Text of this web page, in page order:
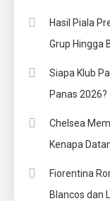
Hasil Piala
Grup Hingga
Siapa Klub
Panas 2026?
Chelsea
Kenapa
Fiorentina
Blancos dan